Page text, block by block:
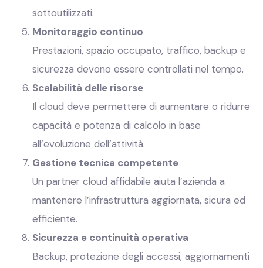
sottoutilizzati.
Monitoraggio continuo
Prestazioni, spazio occupato, traffico, backup e
sicurezza devono essere controllati nel tempo.
Scalabilità delle risorse
Il cloud deve permettere di aumentare o ridurre
capacità e potenza di calcolo in base
all’evoluzione dell’attività.
Gestione tecnica competente
Un partner cloud affidabile aiuta l’azienda a
mantenere l’infrastruttura aggiornata, sicura ed
efficiente.
Sicurezza e continuità operativa
Backup, protezione degli accessi, aggiornamenti